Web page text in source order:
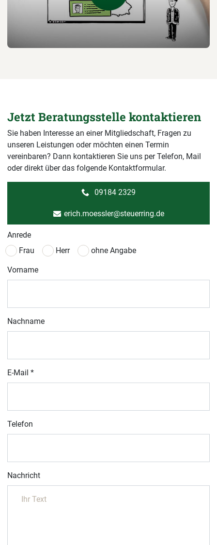
Jetzt Beratungsstelle kontaktieren
Sie haben Interesse an einer Mitgliedschaft, Fragen zu
unseren Leistungen oder möchten einen Termin
vereinbaren? Dann kontaktieren Sie uns per Telefon, Mail
oder direkt über das folgende Kontaktformular.
09184 2329
erich.moessler@steuerring.de
Anrede
Frau
Herr ohne Angabe
Vorname
Nachname
E-Mail *
Telefon
Nachricht